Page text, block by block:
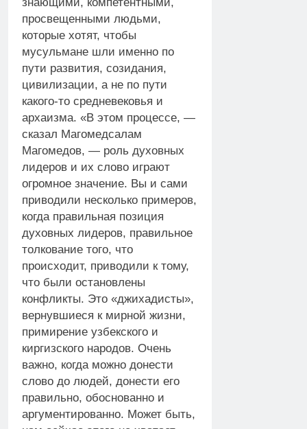
знающими, компетентными,
просвещенными людьми,
которые хотят, чтобы
мусульмане шли именно по
пути развития, созидания,
цивилизации, а не по пути
какого-то средневековья и
архаизма. «В этом процессе, —
сказал Магомедсалам
Магомедов, — роль духовных
лидеров и их слово играют
огромное значение. Вы и сами
приводили несколько примеров,
когда правильная позиция
духовных лидеров, правильное
толкование того, что
происходит, приводили к тому,
что были остановлены
конфликты. Это «джихадисты»,
вернувшиеся к мирной жизни,
примирение узбекского и
киргизского народов. Очень
важно, когда можно донести
слово до людей, донести его
правильно, обоснованно и
аргументированно. Может быть,